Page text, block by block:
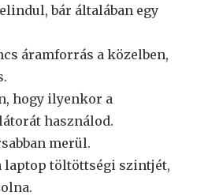
bár általában egy
áramforrás a közelben,
hogy ilyenkor a
használod.
merül.
laptop töltöttségi szintjét,